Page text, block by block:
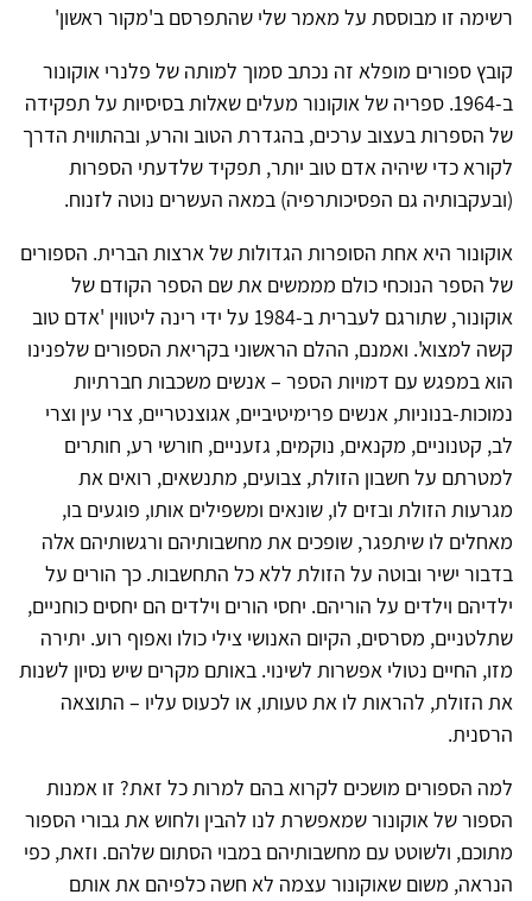
רשימה זו מבוססת על מאמר שלי שהתפרסם ב'מקור ראשון'
קובץ ספורים מופלא זה נכתב סמוך למותה של פלנרי אוקונור
ב-1964. ספריה של אוקונור מעלים שאלות בסיסיות על תפקידה
של הספרות בעצוב ערכים, בהגדרת הטוב והרע, ובהתווית הדרך
לקורא כדי שיהיה אדם טוב יותר, תפקיד שלדעתי הספרות
(ובעקבותיה גם הפסיכותרפיה) במאה העשרים נוטה לזנוח.
אוקונור היא אחת הסופרות הגדולות של ארצות הברית. הספורים
של הספר הנוכחי כולם מממשים את שם הספר הקודם של
אוקונור, שתורגם לעברית ב-1984 על ידי רינה ליטווין 'אדם טוב
קשה למצוא'. ואמנם, ההלם הראשוני בקריאת הספורים שלפנינו
הוא במפגש עם דמויות הספר – אנשים משכבות חברתיות
נמוכות-בנוניות, אנשים פרימיטיביים, אגוצנטריים, צרי עין וצרי
לב, קטנוניים, מקנאים, נוקמים, גזעניים, חורשי רע, חותרים
למטרתם על חשבון הזולת, צבועים, מתנשאים, רואים את
מגרעות הזולת ובזים לו, שונאים ומשפילים אותו, פוגעים בו,
מאחלים לו שיתפגר, שופכים את מחשבותיהם ורגשותיהם אלה
בדבור ישיר ובוטה על הזולת ללא כל התחשבות. כך הורים על
ילדיהם וילדים על הוריהם. יחסי הורים וילדים הם יחסים כוחניים,
שתלטניים, מסרסים, הקיום האנושי צילי כולו ואפוף רוע. יתירה
מזו, החיים נטולי אפשרות לשינוי. באותם מקרים שיש נסיון לשנות
את הזולת, להראות לו את טעותו, או לכעוס עליו – התוצאה
הרסנית.
למה הספורים מושכים לקרוא בהם למרות כל זאת? זו אמנות
הספור של אוקונור שמאפשרת לנו להבין ולחוש את גבורי הספור
מתוכם, ולשוטט עם מחשבותיהם במבוי הסתום שלהם. וזאת, כפי
הנראה, משום שאוקונור עצמה לא חשה כלפיהם את אותם